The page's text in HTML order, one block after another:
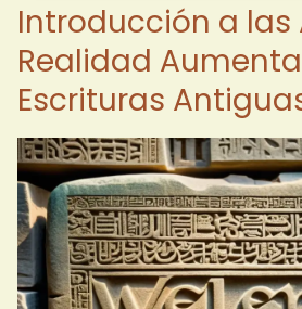
Introducción a las
Realidad
Escrituras